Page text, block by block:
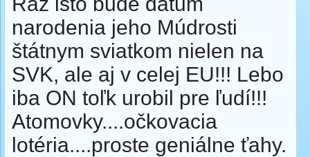
narodenia jeho Múdrosti
štátnym sviatkom nielen na
SVK, ale aj v celej EU!!! Lebo
iba ON toľk urobil pre ľudí!!!
Atomovky....očkovacia
lotéria....proste geniálne ťahy.